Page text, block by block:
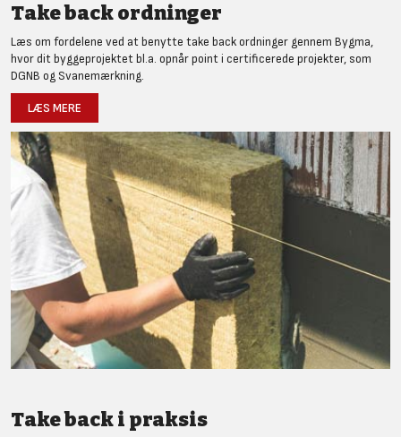
Take back ordninger
Læs om fordelene ved at benytte take back ordninger gennem Bygma,
hvor dit byggeprojektet bl.a. opnår point i certificerede projekter, som
DGNB og Svanemærkning.
LÆS MERE
Take back i praksis